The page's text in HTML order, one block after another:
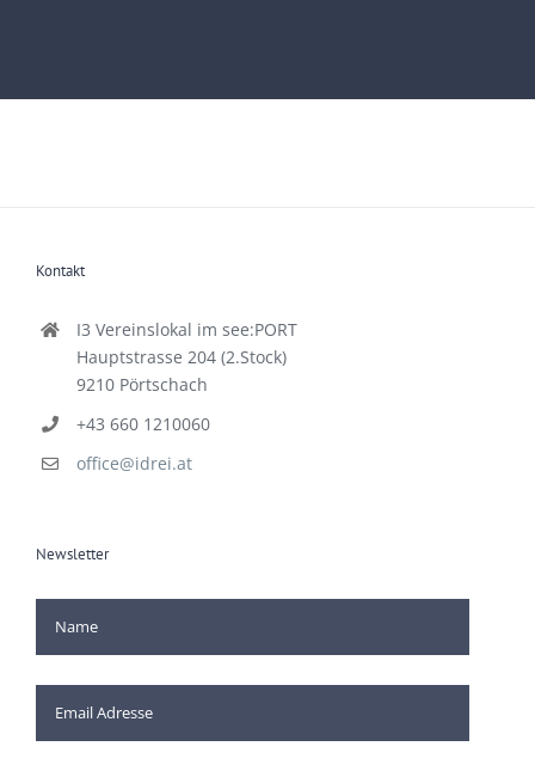
Kontakt
I3 Vereinslokal im see:PORT
Hauptstrasse 204 (2.Stock)
9210 Pörtschach
+43 660 1210060
office@idrei.at
Newsletter